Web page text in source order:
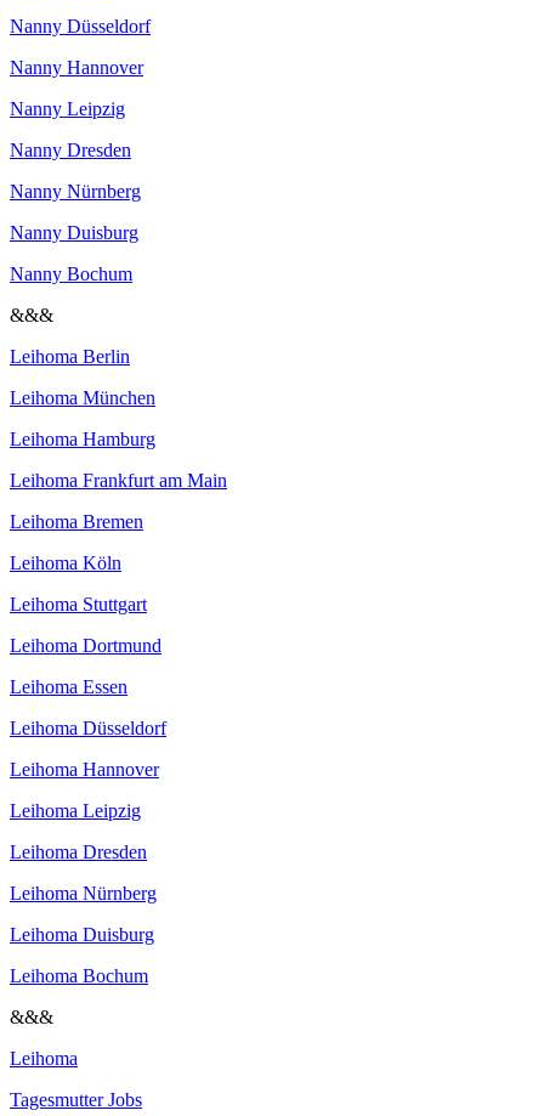
Nanny Düsseldorf
Nanny Hannover
Nanny Leipzig
Nanny Dresden
Nanny Nürnberg
Nanny Duisburg
Nanny Bochum
&&&
Leihoma Berlin
Leihoma München
Leihoma Hamburg
Leihoma Frankfurt am Main
Leihoma Bremen
Leihoma Köln
Leihoma Stuttgart
Leihoma Dortmund
Leihoma Essen
Leihoma Düsseldorf
Leihoma Hannover
Leihoma Leipzig
Leihoma Dresden
Leihoma Nürnberg
Leihoma Duisburg
Leihoma Bochum
&&&
Leihoma
Tagesmutter Jobs